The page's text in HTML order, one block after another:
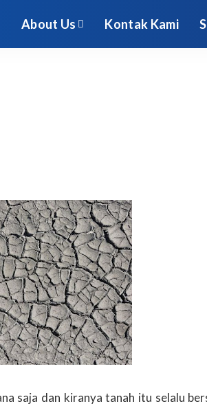
About Us Kontak Kami
saja dan kiranya tanah itu selalu